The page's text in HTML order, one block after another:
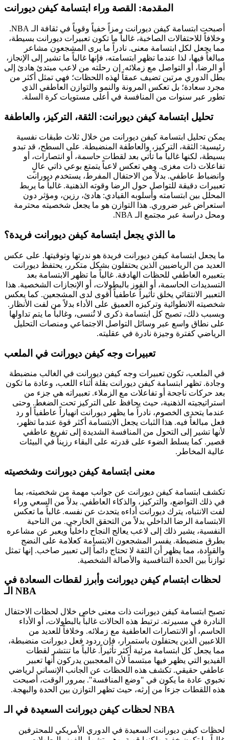
المقدمة: القصة وراء ابتسامة كيفن ديورانت
أصبحت ابتسامة كيفن ديورانت رمزاً خفياً وقوياً في ثقافة الـ NBA.
وخلافاً للاحتفالات الصاخبة، غالباً ما تكون تعبيرات ديورانت بسيطة،
مما يجعل لكل ابتسامة معنى. نادراً ما يرى المشجعون مشاعر
مبالغاً فيها، لذا عندما تظهر ابتسامته، فإنها غالباً ما تشير إلى الإنجاز،
أو الرضا، أو التواصل مع زملائه. إن رحلته من لاعب مبتدئ هادئ إلى
بطل الدوري مرتين تضيف عمقاً لهذه اللحظات؛ فهي تمثل أكثر من
مجرد سعادة؛ بل تعكس المرونة والنمو والتوازن العاطفي الذي
تطور عبر سنوات من المنافسة في أعلى مستويات كرة السلة.
تحليل ابتسامة كيفن ديورانت: الثقة، التركيز، والعاطفة
يمكن تحليل ابتسامة كيفن ديورانت من خلال ثلاث طبقات نفسية
رئيسية: الثقة، التركيز، والعاطفة المنضبطة. على السطح، قد تبدو
بسيطة، لكنها غالباً ما تأتي بعد لقطات حاسمة، أو انتصارات، أو
تفاعلات ذات مغزى. وهي تعكس لاعباً يتمتع بوعي ذاتي عالٍ
وانضباط عاطفي. بدلاً من الاحتفال المفرط، يستخدم ديورانت
تعبيرات دقيقة للتواصل حول الرضا وقوته الذهنية. غالباً ما يربط
المحلل بين ابتسامته وأسلوبه القيادي: هادئ، رزين، ومؤثر دون
استعراض غير ضروري. هذا التوازن هو ما يجعل شخصيته محترمة
ومحل دراسة عبر مجتمع الـ NBA.
ما الذي يجعل ابتسامة كيفن ديورانت فريدة؟
ما يجعل ابتسامة كيفن ديورانت فريدة هو ندرتها وتوقيتها. على عكس
العديد من الرياضيين الذين يحتفلون بشكل متكرر، يحتفظ ديورانت
بتعبيره العاطفي للحظات الهادفة. غالباً ما تظهر الابتسامة بعد
التسديدات الحاسمة، أو الفوز بالبطولات، أو الإنجازات الشخصية. هذا
التعبير الانتقائي يخلق تأثيراً عاطفياً أقوى لدى المشجعين. كما يعكس
شخصيته الانطوائية وتركيزه العميق على الأداء بدلاً من لفت الأنظار.
وبسبب ذلك، تصبح كل ابتسامة ذكرى لا تُنسى، وغالباً ما يتم تداولها
على نطاق واسع عبر وسائل التواصل الاجتماعي ومنصات التحليل
الرياضي كفترة وجيزة نادرة في عقليته.
تعبيرات وجه كيفن ديورانت في الملعب
في الملعب، تكون تعبيرات وجه كيفن ديورانت في الغالب منضبطة
وجادة. تظهر ابتسامة كيفن ديورانت بقلة أثناء اللعب، وعادة ما تكون
بعد حركات ناجحة أو تفاعلات مع الزملاء. تعبيراته هي جزء من
استراتيجيته الذهنية، حيث يحافظ على التركيز تحت الضغط. وحتى
عندما يتحدى الخصوم، نادراً ما يظهر ديورانت انهياراً عاطفياً أو رد
فعل مبالغاً فيه. هذا الثبات يجعل الابتسامة أكثر قوة عندما تظهر،
لأنها تشير إلى التحول من المنافسة الشديدة إلى تفريغ عاطفي
قصير. كما يسلط الضوء على قدرته على البقاء رزيناً في البيئات
عالية المخاطر.
معنى ابتسامة كيفن ديورانت وشخصيته
تكشف ابتسامة كيفن ديورانت عن جوانب مهمة من شخصيته، بما
في ذلك التواضع، والتركيز، والذكاء العاطفي. بدلاً من السعي وراء
لفت الانتباه، يترك ديورانت أداءه يتحدث عن نفسه. غالباً ما تعكس
الابتسامة الرضا الداخلي بدلاً من التحقق الخارجي. من الناحية
النفسية، يشير ذلك إلى لاعب يعالج النجاح داخلياً ويعبر عن مشاعره
بطرق منضبطة. يفسر المشجعون الابتسامة كعلامة على النضج
والقيادة، مما يظهر أن الثقة لا تحتاج دائماً إلى تعبير صاخب. إنها تمثل
توازناً بين الحدة التنافسية والأصالة الشخصية.
لحظات ابتسام كيفن ديورانت وأبرز لقطات السعادة في
الـ NBA
تصبح ابتسامة كيفن ديورانت ذات معنى خاص خلال لحظات الاحتفال
النادرة في مسيرته. ترتبط هذه الحالات غالباً بالبطولات، أو الأداء
الحاسم، أو الانتصارات العاطفية مع زملائه. وخلافاً للعديد من
اللاعبين الذين يحتفلون باستمرار، فإن ردود فعل ديورانت منضبطة،
مما يجعل كل ابتسامة مرئية أكثر تأثيراً. غالباً ما تنتشر لقطات
الفيديو التي يظهر فيها مبتسماً لأن المعجبين يدركون أنها تعبير
عاطفي حقيقي. تكشف هذه اللحظات عن الجانب الإنساني لرياضي
نخبوي عادة ما يكون في "وضع المنافسة". بمرور الوقت، أصبحت
هذه اللقطات جزءاً من إرثه، حيث تظهر التوازن بين الحدة والبهجة.
لحظات كيفن ديورانت السعيدة في الـ NBA
لحظات كيفن ديورانت السعيدة في الدوري الأمريكي للمحترفين